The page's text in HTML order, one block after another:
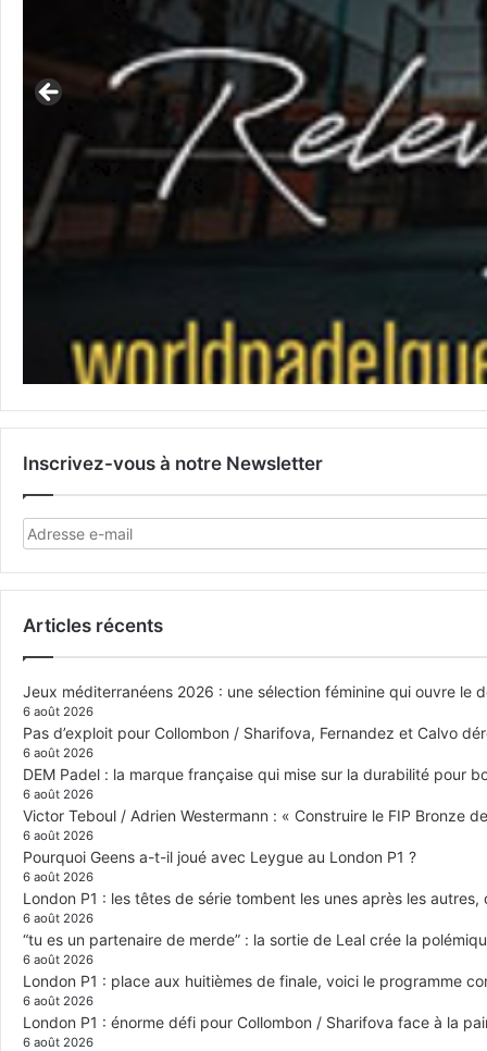
Inscrivez-vous à notre Newsletter
Articles récents
Jeux méditerranéens 2026 : une sélection féminine qui ouvre le
6 août 2026
Pas d’exploit pour Collombon / Sharifova, Fernandez et Calvo
6 août 2026
DEM Padel : la marque française qui mise sur la durabilité pour
6 août 2026
Victor Teboul / Adrien Westermann : « Construire le FIP Bronze
6 août 2026
Pourquoi Geens a-t-il joué avec Leygue au London P1 ?
6 août 2026
London P1 : les têtes de série tombent les unes après les autres,
6 août 2026
“tu es un partenaire de merde” : la sortie de Leal crée la
6 août 2026
London P1 : place aux huitièmes de finale, voici le programme
6 août 2026
London P1 : énorme défi pour Collombon / Sharifova face à la
6 août 2026